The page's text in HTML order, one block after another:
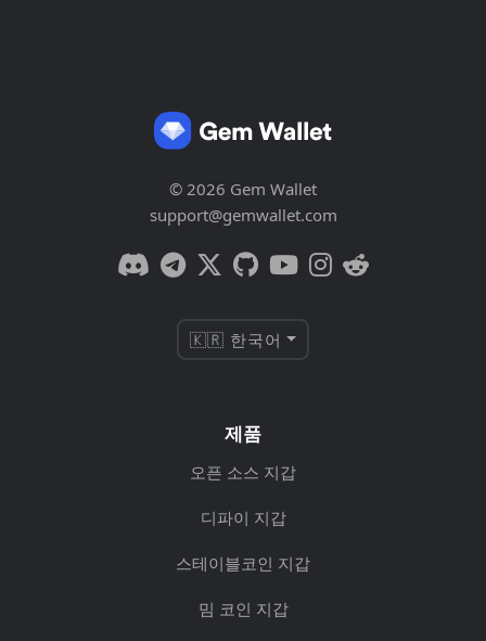
© 2026 Gem Wallet
support@gemwallet.com
🇰🇷 한국어
제품
오픈 소스 지갑
디파이 지갑
스테이블코인 지갑
밈 코인 지갑